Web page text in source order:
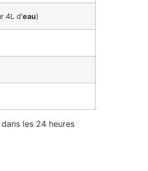
4L d’eau)
dans les 24 heures